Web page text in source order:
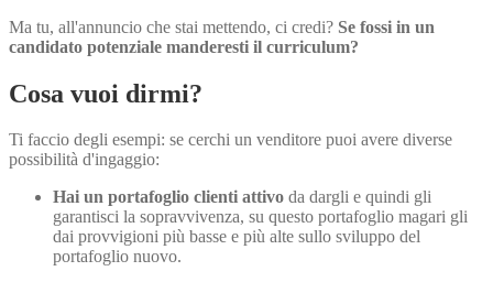
Ma tu, all'annuncio che stai mettendo, ci credi? Se fossi in un
candidato potenziale manderesti il curriculum?
Cosa vuoi dirmi?
Ti faccio degli esempi: se cerchi un venditore puoi avere diverse
possibilità d'ingaggio:
Hai un portafoglio clienti attivo da dargli e quindi gli
garantisci la sopravvivenza, su questo portafoglio magari gli
dai provvigioni più basse e più alte sullo sviluppo del
portafoglio nuovo.